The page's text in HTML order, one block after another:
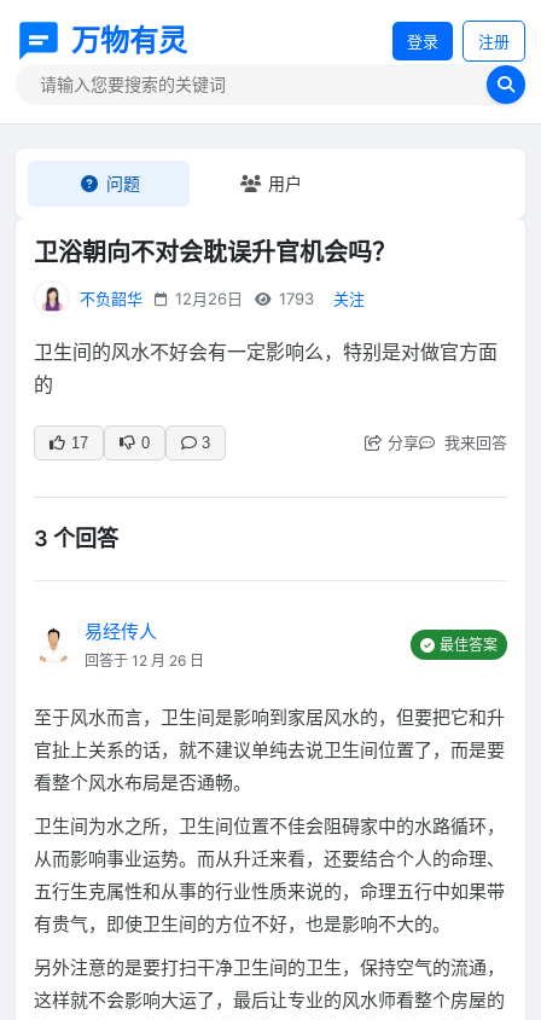
万物有灵 登录 注册
问题 用户
卫浴朝向不对会耽误升官机会吗？
不负韶华 12月26日 1793 关注
卫生间的风水不好会有一定影响么，特别是对做官方面
的
17 0 3 分享 我来回答
3 个回答
易经传人
回答于 12 月 26 日
最佳答案
至于风水而言，卫生间是影响到家居风水的，但要把它和升
官扯上关系的话，就不建议单纯去说卫生间位置了，而是要
看整个风水布局是否通畅。
卫生间为水之所，卫生间位置不佳会阻碍家中的水路循环，
从而影响事业运势。而从升迁来看，还要结合个人的命理、
五行生克属性和从事的行业性质来说的，命理五行中如果带
有贵气，即使卫生间的方位不好，也是影响不大的。
另外注意的是要打扫干净卫生间的卫生，保持空气的流通，
这样就不会影响大运了，最后让专业的风水师看整个房屋的